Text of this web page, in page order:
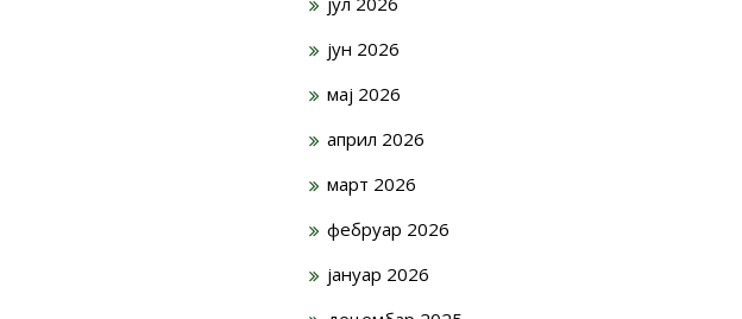
јун 2026
мај 2026
април 2026
март 2026
фебруар 2026
јануар 2026